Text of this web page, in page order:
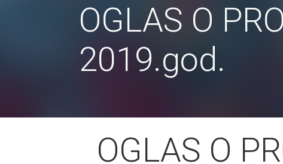
OGLAS O
2019.god.
OGLAS O